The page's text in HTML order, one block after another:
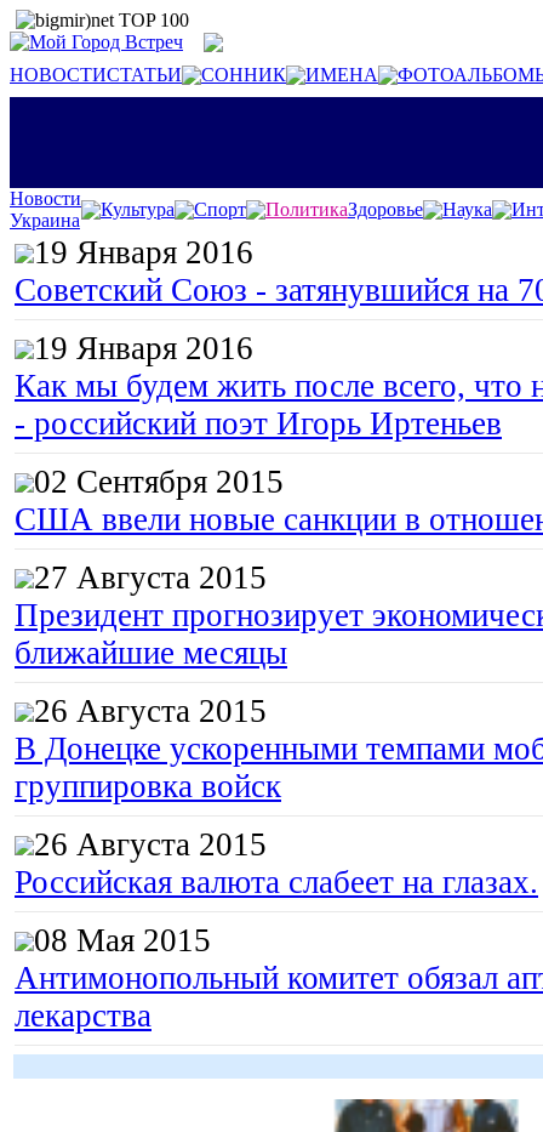
НОВОСТИСТАТЬИ СОННИК ИМЕНА
Новости
Украина
Культура Спорт ПолитикаЗдоровье Наука
19 Января 2016
Советский Союз - затянувшийся на
19 Января 2016
Как мы будем жить после всего, что
- российский поэт Игорь Иртеньев
02 Сентября 2015
США ввели новые санкции в
27 Августа 2015
Президент прогнозирует
ближайшие месяцы
26 Августа 2015
В Донецке ускоренными темпами
группировка войск
26 Августа 2015
Российская валюта слабеет на глазах.
08 Мая 2015
Антимонопольный комитет обязал
лекарства